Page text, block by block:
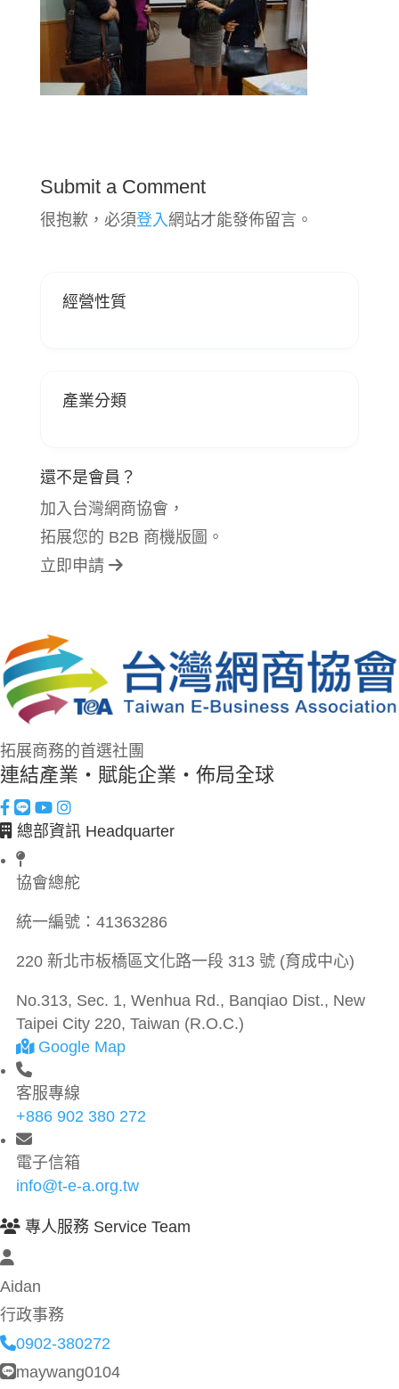
Submit a Comment
很抱歉，必須登入 網站才能發佈留言。
經營性質
產業分類
還不是會員？
加入台灣網商協會，
拓展您的 B2B 商機版圖。
立即申請
拓展商務的首選社團
連結產業・賦能企業・佈局全球
總部資訊 Headquarter
協會總舵
統一編號： 41363286
220 新北市板橋區文化路一段 313 號 (育成中心)
No.313, Sec. 1, Wenhua Rd., Banqiao Dist., New
Taipei City 220, Taiwan (R.O.C.)
Google Map
客服專線
+886 902 380 272
電子信箱
info@t-e-a.org.tw
專人服務 Service Team
Aidan
行政事務
0902-380272
maywang0104